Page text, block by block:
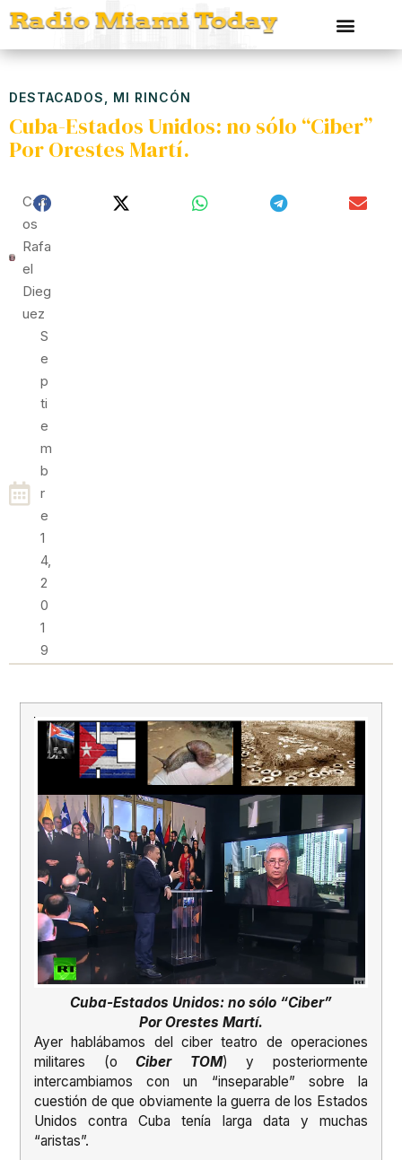
DESTACADOS MI RINCÓN
Cuba-Estados Unidos: no sólo “Ciber”
Por Orestes Martí.
Carl
Os
Rafa
El
Dieg
Uez
S
E
P
Ti
E
M
B
R
E
1
4,
2
0
1
9
Cuba-Estados Unidos: no sólo “Ciber”
Por Orestes Martí.
Ayer hablábamos del ciber teatro de operaciones
militares (oCiber TOM) y posteriormente
intercambiamos con un “inseparable” sobre la
cuestión de que obviamente la guerra de los Estados
Unidos contra Cuba tenía larga data y muchas
“aristas”.